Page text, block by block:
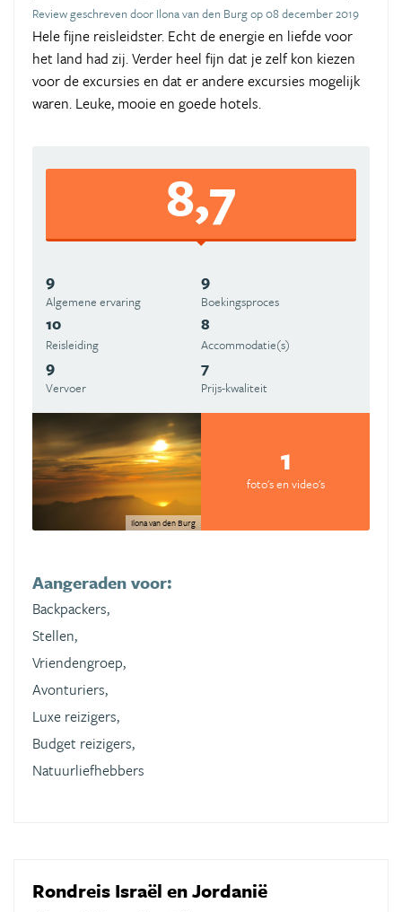
Review geschreven door Ilona van den Burg op 08 december 2019
Hele fijne reisleidster. Echt de energie en liefde voor
het land had zij. Verder heel fijn dat je zelf kon kiezen
voor de excursies en dat er andere excursies mogelijk
waren. Leuke, mooie en goede hotels.
8,7
9
Algemene ervaring
9
Boekingsproces
10
Reisleiding
8
Accommodatie(s)
9
Vervoer
7
Prijs-kwaliteit
Ilona van den Burg
1
foto's en video's
Aangeraden voor:
Backpackers,
Stellen,
Vriendengroep,
Avonturiers,
Luxe reizigers,
Budget reizigers,
Natuurliefhebbers
Rondreis Israël en Jordanië